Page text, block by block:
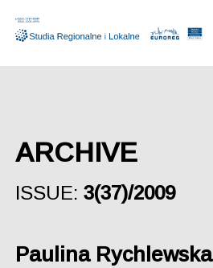
ARCHIVE
ISSUE: 3(37)/2009
Paulina Rychlewska